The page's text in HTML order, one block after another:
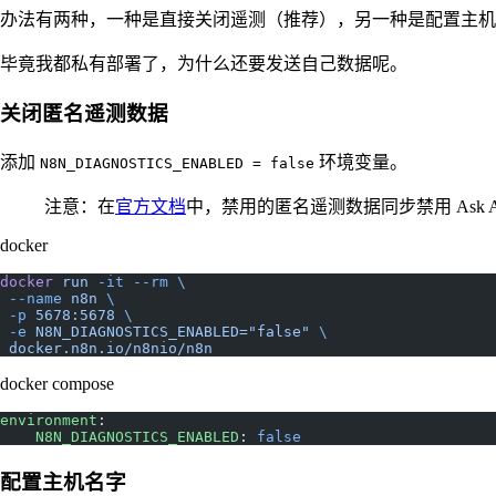
办法有两种，一种是直接关闭遥测（推荐），另一种是配置主
毕竟我都私有部署了，为什么还要发送自己数据呢。
关闭匿名遥测数据
添加 N8N_DIAGNOSTICS_ENABLED = false 环境变量。
注意：在官方文档中，禁用的匿名遥测数据同步禁用 Ask
docker
docker run -it --rm \
--name n8n \
-p 5678:5678 \
-e N8N_DIAGNOSTICS_ENABLED="false"
\
docker.n8n.io/n8nio/n8n
docker compose
environment :
    N8N_DIAGNOSTICS_ENABLED
: false
配置主机名字